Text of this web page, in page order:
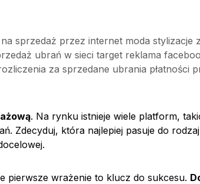
sprzedaż przez internet moda stylizacje
ubrań w sieci target reklama
za sprzedane ubrania płatności
. Na rynku istnieje wiele platform,
Zdecyduj, która najlepiej pasuje do
pierwsze wrażenie to klucz do sukcesu.